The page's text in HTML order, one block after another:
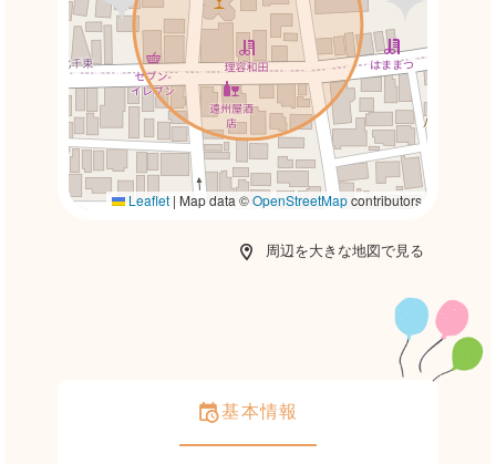
Leaflet | Map data ©OpenStreetMapcontributors
周辺を大きな地図で見る
基本情報